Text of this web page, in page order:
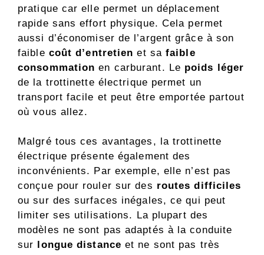
pratique car elle permet un déplacement
rapide sans effort physique. Cela permet
aussi d’économiser de l’argent grâce à son
faible coût d’entretien et safaible
consommation en carburant. Le poids léger
de la trottinette électrique permet un
transport facile et peut être emportée partout
où vous allez.
Malgré tous ces avantages, la trottinette
électrique présente également des
inconvénients. Par exemple, elle n’est pas
conçue pour rouler sur des routes difficiles
ou sur des surfaces inégales, ce qui peut
limiter ses utilisations. La plupart des
modèles ne sont pas adaptés à la conduite
sur longue distance et ne sont pas très